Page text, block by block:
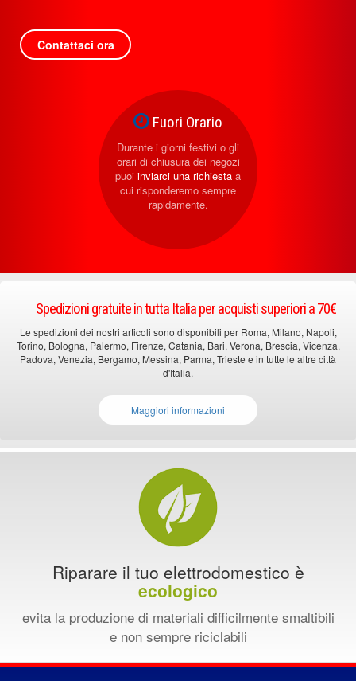
Contattaci ora
Fuori Orario
Durante i giorni festivi o gli
orari di chiusura dei negozi
puoi inviarci una richiesta a
cui risponderemo sempre
rapidamente.
Spedizioni gratuite in tutta Italia per acquisti superiori a 70€
Le spedizioni dei nostri articoli sono disponibili per Roma, Milano, Napoli,
Torino, Bologna, Palermo, Firenze, Catania, Bari, Verona, Brescia, Vicenza,
Padova, Venezia, Bergamo, Messina, Parma, Trieste e in tutte le altre città
d'Italia.
Maggiori informazioni
Riparare il tuo elettrodomestico è
ecologico
evita la produzione di materiali difficilmente smaltibili
e non sempre riciclabili